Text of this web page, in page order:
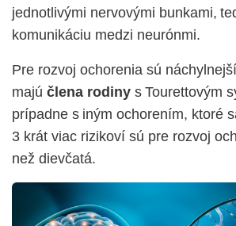
jednotlivými nervovými bunkami,
komunikáciu medzi neurónmi.
Pre rozvoj ochorenia sú
majú člena rodiny s Tourettovým
prípadne s iným ochorením, ktoré
3 krát viac rizikoví sú pre rozvoj
než dievčatá.